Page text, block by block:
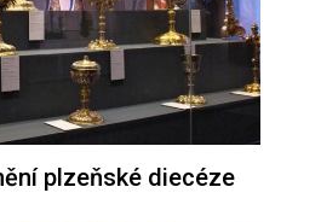
plzeňské diecéze